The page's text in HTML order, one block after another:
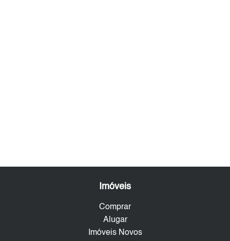
Imóveis
Comprar
Alugar
Imóveis Novos